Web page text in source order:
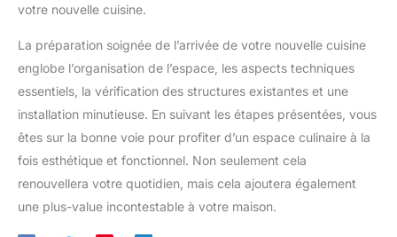
votre nouvelle cuisine.
La préparation soignée de l’arrivée de votre nouvelle cuisine
englobe l’organisation de l’espace, les aspects techniques
essentiels, la vérification des structures existantes et une
installation minutieuse. En suivant les étapes présentées, vous
êtes sur la bonne voie pour profiter d’un espace culinaire à la
fois esthétique et fonctionnel. Non seulement cela
renouvellera votre quotidien, mais cela ajoutera également
une plus-value incontestable à votre maison.